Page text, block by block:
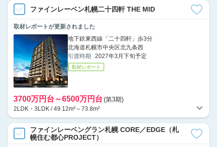
ファインレーベン札幌二十四軒 THE MID
取材レポートが更新されました
地下鉄東西線「二十四軒」歩3分
北海道札幌市中央区北九条西
引渡時期
2027年3月下旬予定
取材レポート
3700万円台～6500万円台 (第3期)
2LDK・3LDK / 49.12m²～73.8m²
ファインレーベングラン札幌 CORE／EDGE（札
幌住む都心PROJECT）